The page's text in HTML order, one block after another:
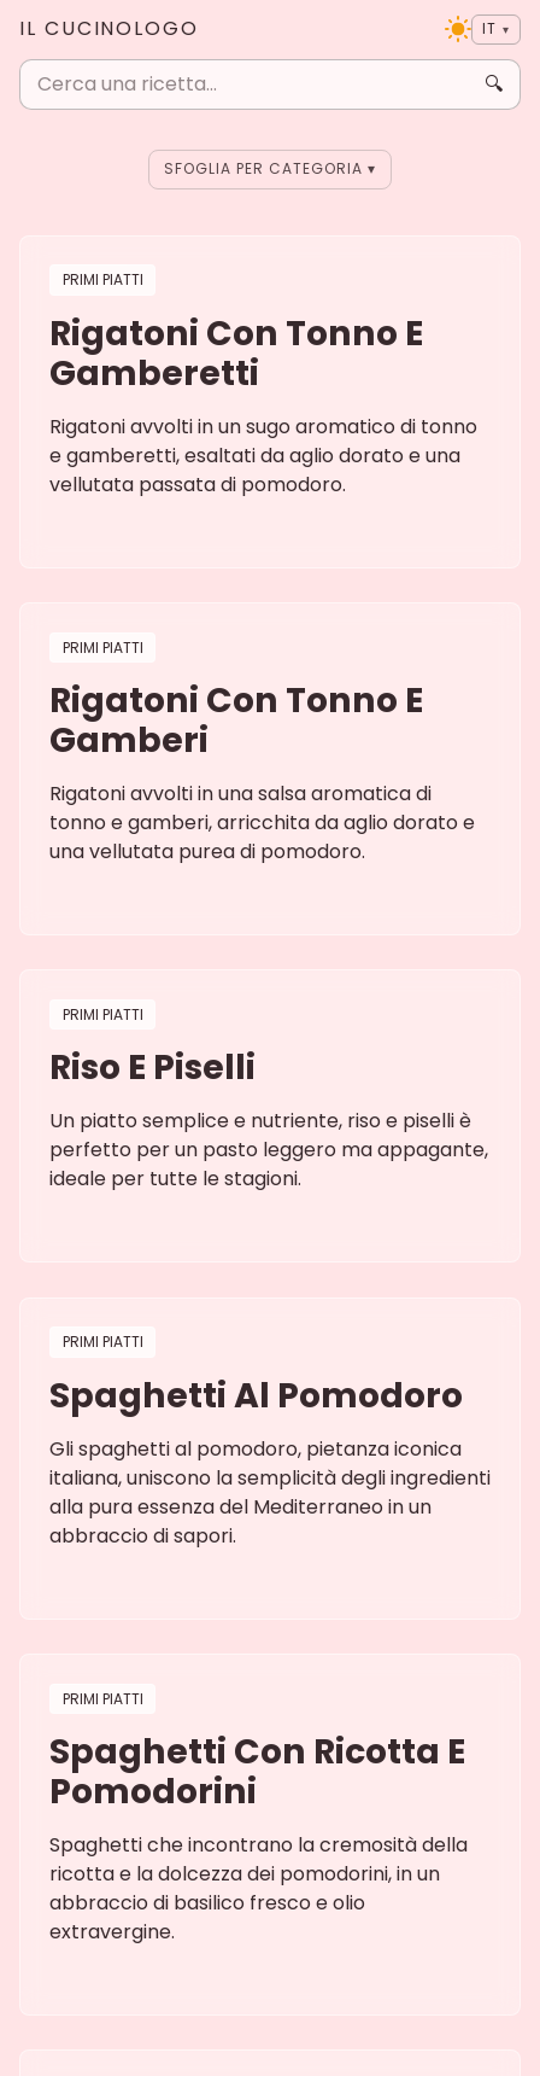
IL CUCINOLOGO
🔍
IT ▾
SFOGLIA PER CATEGORIA
PRIMI PIATTI
Rigatoni Con Tonno E
Gamberetti
Rigatoni avvolti in un sugo aromatico di tonno
e gamberetti, esaltati da aglio dorato e una
vellutata passata di pomodoro.
PRIMI PIATTI
Rigatoni Con Tonno E
Gamberi
Rigatoni avvolti in una salsa aromatica di
tonno e gamberi, arricchita da aglio dorato e
una vellutata purea di pomodoro.
PRIMI PIATTI
Riso E Piselli
Un piatto semplice e nutriente, riso e piselli è
perfetto per un pasto leggero ma appagante,
ideale per tutte le stagioni.
PRIMI PIATTI
Spaghetti Al Pomodoro
Gli spaghetti al pomodoro, pietanza iconica
italiana, uniscono la semplicità degli ingredienti
alla pura essenza del Mediterraneo in un
abbraccio di sapori.
PRIMI PIATTI
Spaghetti Con Ricotta E
Pomodorini
Spaghetti che incontrano la cremosità della
ricotta e la dolcezza dei pomodorini, in un
abbraccio di basilico fresco e olio
extravergine.